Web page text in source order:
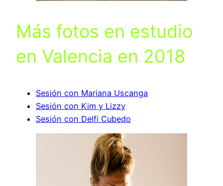
Más fotos en estudio
en Valencia en 2018
Sesión con Mariana Uscanga
Sesión con Kim y Lizzy
Sesión con Delfi Cubedo